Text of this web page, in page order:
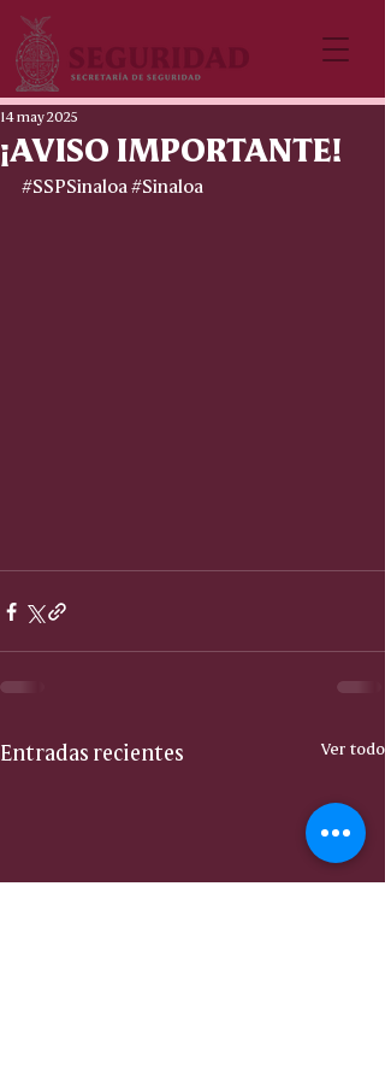
¡AVISO IMPORTANTE!
14 may 2025
#SSPSinaloa#Sinaloa
Entradas recientes Ver todo